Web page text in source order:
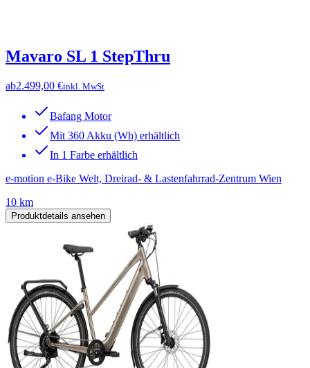
Mavaro SL 1 StepThru
ab2.499,00 €inkl. MwSt
Bafang Motor
Mit 360 Akku (Wh) erhältlich
In 1 Farbe erhältlich
e-motion e-Bike Welt, Dreirad- & Lastenfahrrad-Zentrum Wien
10 km
Produktdetails ansehen